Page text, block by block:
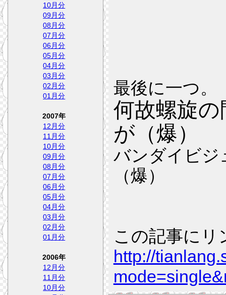
最後に一つ。
何故螺旋
が（爆）
バンダイビジ
（爆）
この記事にリ
http://
10月分
09月分
08月分
07月分
06月分
05月分
04月分
03月分
02月分
01月分
2007年
12月分
11月分
10月分
09月分
08月分
07月分
06月分
05月分
04月分
03月分
02月分
01月分
2006年
12月分
11月分
10月分